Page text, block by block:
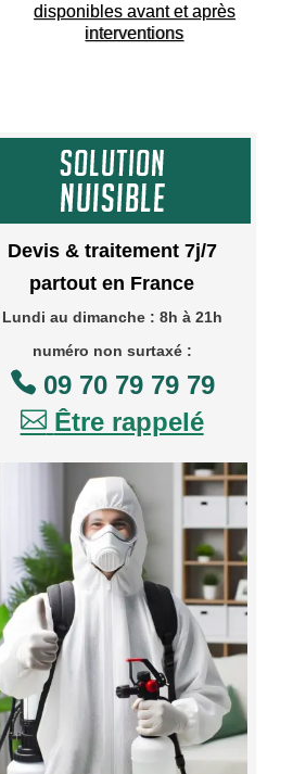
disponibles avant et après
interventions
Devis & traitement 7j/7
partout en France
Lundi au dimanche : 8h à 21h
numéro non surtaxé :
09 70 79 79 79
 Être rappelé